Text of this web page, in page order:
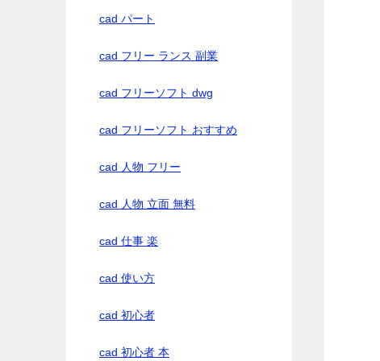
cad パート
cad フリー ランス 副業
cad フリーソフト dwg
cad フリーソフト おすすめ
cad 人物 フリー
cad 人物 立面 無料
cad 仕事 楽
cad 使い方
cad 初心者
cad 初心者 本